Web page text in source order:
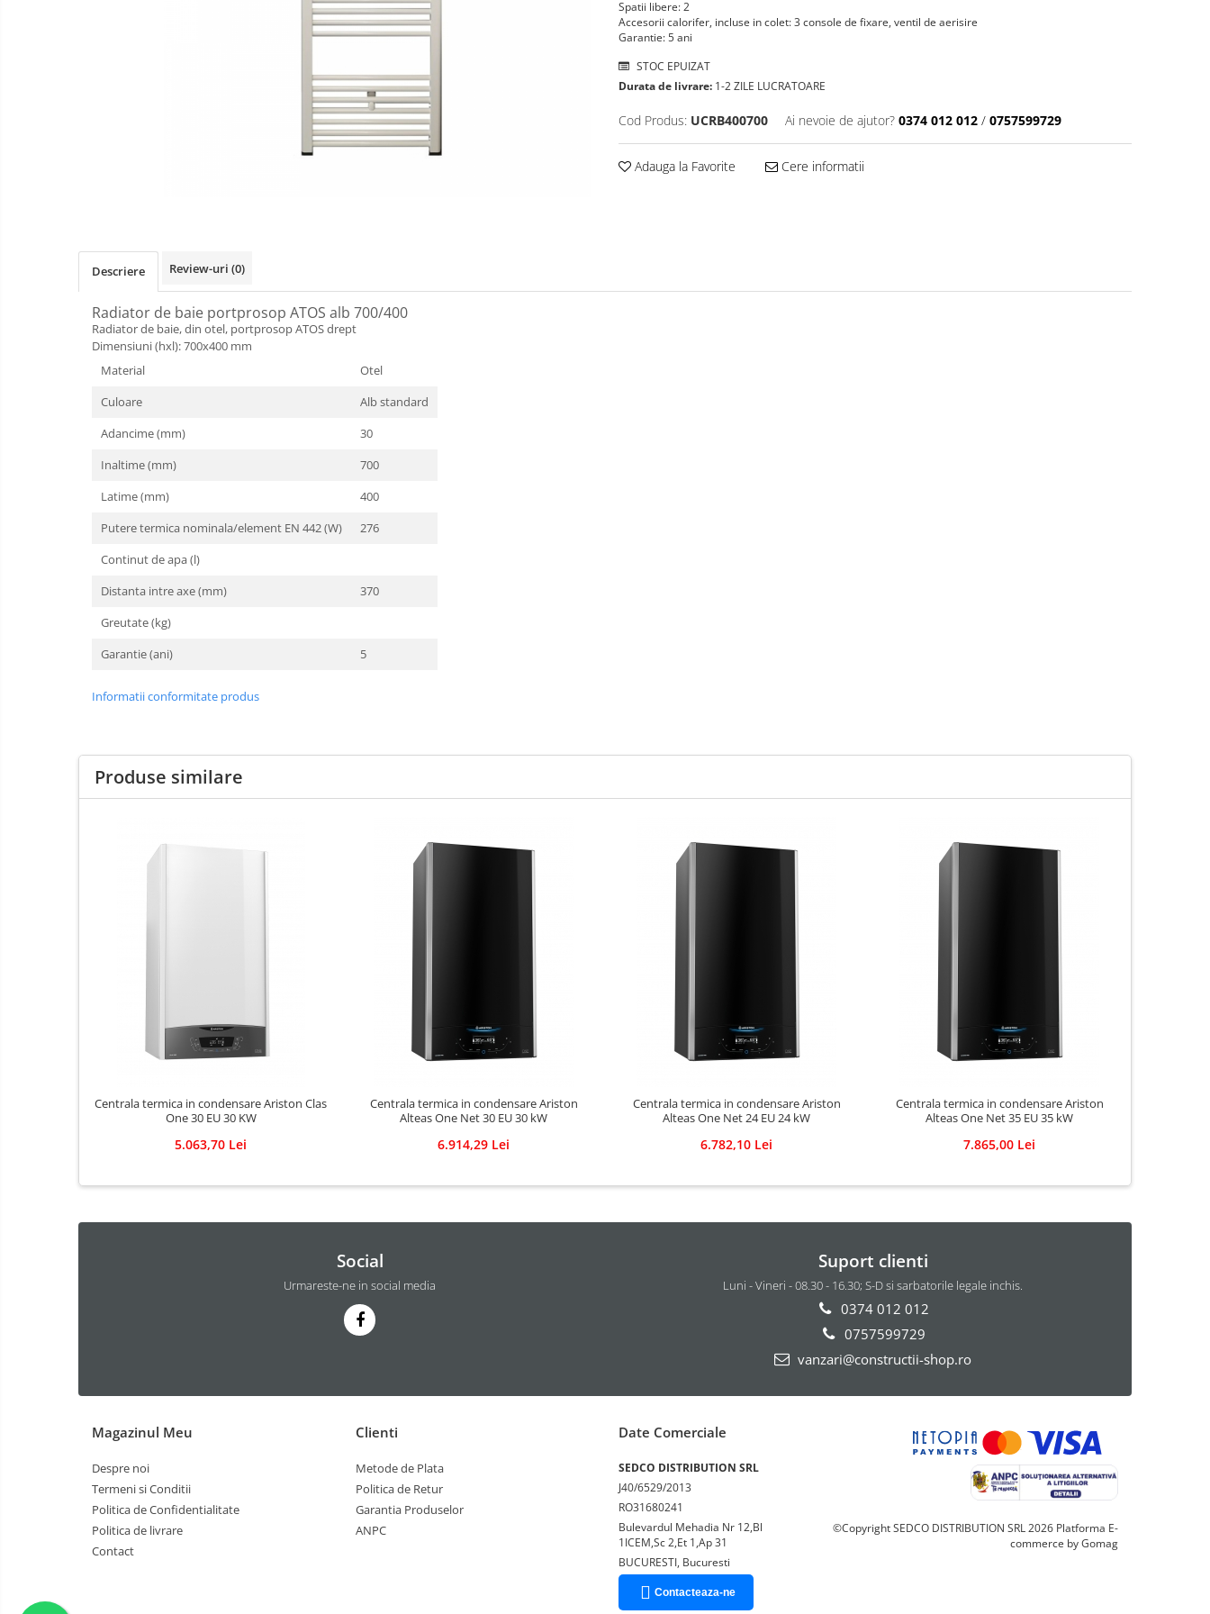
Sigurante Schneider
Tablouri electrice
Tablouri Gewiss
Chiuvete granit
Accestorii baie si bucatarie
Baterii bucatarie
Accesorii Instalatii Sanitare
Parchet laminat
Lacuri si emailuri
Vopsele lavabile pentru exterior
Vopsele lavabile pentru interior
Adezivi pentru termoizolatie
Spatii libere: 2
Accesorii calorifer, incluse in colet: 3 console de fixare, ventil de aerisire
Garantie: 5 ani
STOC EPUIZAT
Durata de livrare: 1-2 ZILE LUCRATOARE
Cod Produs: UCRB400700 Ai nevoie de ajutor? 0374 012 012 / 0757599729
Adauga la Favorite Cere informatii
Descriere Review-uri (0)
Radiator de baie portprosop ATOS alb 700/400
Radiator de baie, din otel, portprosop ATOS drept
Dimensiuni (hxl): 700x400 mm
Material
Otel
Culoare
Alb standard
Adancime (mm)
30
Inaltime (mm)
700
Latime (mm)
400
Putere termica nominala/element EN 442 (W)
276
Continut de apa (l)
Distanta intre axe (mm)
370
Greutate (kg)
Garantie (ani)
5
Informatii conformitate produs
Produse similare
Centrala termica in condensare Ariston Clas
One 30 EU 30 KW
5.063,70 Lei
Centrala termica in condensare Ariston
Alteas One Net 30 EU 30 kW
6.914,29 Lei
Centrala termica in condensare Ariston
Alteas One Net 24 EU 24 kW
6.782,10 Lei
Centrala termica in condensare Ariston
Alteas One Net 35 EU 35 kW
7.865,00 Lei
Social
Urmareste-ne in social media
Suport clienti
Luni - Vineri - 08.30 - 16.30; S-D si sarbatorile legale inchis.
0374 012 012
0757599729
vanzari@constructii-shop.ro
Magazinul Meu
Despre noi
Termeni si Conditii
Politica de Confidentialitate
Politica de livrare
Contact
Clienti
Metode de Plata
Politica de Retur
Garantia Produselor
ANPC
Date Comerciale
SEDCO DISTRIBUTION SRL
J40/6529/2013
RO31680241
Bulevardul Mehadia Nr 12,Bl
1ICEM,Sc 2,Et 1,Ap 31
BUCURESTI, Bucuresti
Contacteaza-ne
©Copyright SEDCO DISTRIBUTION SRL 2026 Platforma E-
commerce by Gomag